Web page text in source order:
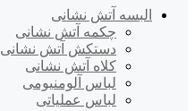
البسه آتش نشانی
چکمه آتش نشانی
دستکش آتش نشانی
کلاه آتش نشانی
لباس آلومنیومی
لباس عملیاتی